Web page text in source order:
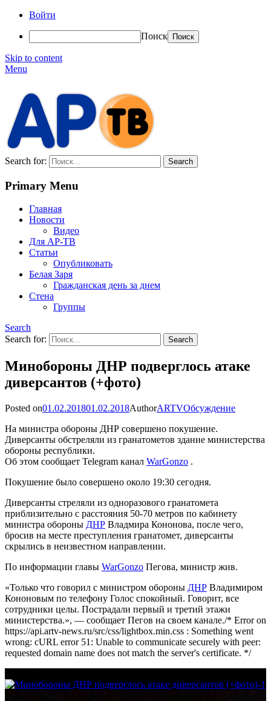
Войти
Поиск
Skip to content
Menu
Search for:
Primary Menu
Главная
Новости
Видео
Для АР-ТВ
Статьи
Опубликовать
Белая Заря
Гражданская день за днем
Стена
Группы
Search
Search for:
Минобороны ДНР подверглось атаке
диверсантов (+фото)
Posted on01.02.201801.02.2018AuthorARTVОбсуждение
На министра обороны ДНР совершено покушение.
Диверсанты обстреляли из гранатометов здание министерства
обороны республики.
Об этом сообщает Telegram канал WarGonzo .
Покушение было совершено около 19:30 сегодня.
Диверсанты стреляли из одноразового гранатомета
приблизительно с расстояния 50-70 метров по кабинету
министра обороны ДНР Владмира Кононова, после чего,
бросив на месте преступления гранатомет, диверсанты
скрылись в неизвестном направлении.
По информации главы WarGonzo Пегова, министр жив.
«Только что говорил с министром обороны ДНР Владимиром
Кононовым по телефону Голос спокойный. Говорит, все
сотрудники целы. Пострадали первый и третий этажи
министерства.», — сообщает Пегов на своем канале./* Error on
https://api.artv-news.ru/src/css/lightbox.min.css : Something went
wrong: cURL error 51: Unable to communicate securely with peer:
requested domain name does not match the server's certificate. */